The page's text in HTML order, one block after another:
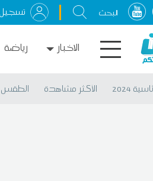
الاخبار رياضة
2024 الأكثر مشاهدة الطقس